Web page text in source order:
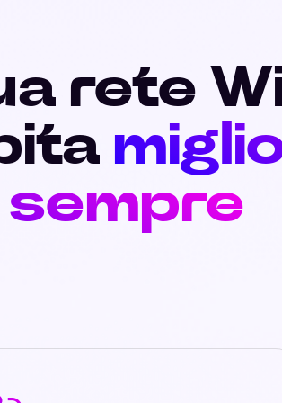
rete
sempre